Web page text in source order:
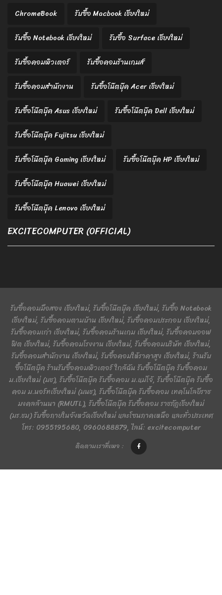
ChromeBook
รับซื้อ Macbook เชียงใหม่
รับซื้อ Notebook เชียงใหม่
รับซื้อ Surface เชียงใหม่
รับซื้อคอมพิวเตอร์
รับซื้อคอมร้านเกมส์
รับซื้อคอมสำนักงาน
รับซื้อโน๊ตบุ๊ค Acer เชียงใหม่
รับซื้อโน๊ตบุ๊ค Asus เชียงใหม่
รับซื้อโน๊ตบุ๊ค Dell เชียงใหม่
รับซื้อโน๊ตบุ๊ค Fujitsu เชียงใหม่
รับซื้อโน๊ตบุ๊ค Gaming เชียงใหม่
รับซื้อโน๊ตบุ๊ค HP เชียงใหม่
รับซื้อโน๊ตบุ๊ค Huawei เชียงใหม่
รับซื้อโน๊ตบุ๊ค Lenovo เชียงใหม่
EXCITECOMPUTER (OFFICIAL)
รับซื้อคอมมือสอง เชียงใหม่, รับซื้อโน๊ตบุ๊ค เชียงใหม่, รับซื้อ Notebook
เชียงใหม่, รับซื้อคอมตามบ้าน เชียงใหม่, รับซื้อคอมประกอบ เชียงใหม่,
รับซื้อคอมเก่า เชียงใหม่, รับซื้อคอมร้านเกม เชียงใหม่, รับซื้อคอมออฟ
ฟิต เชียงใหม่, รับซื้อคอมโรงงาน เชียงใหม่, รับซื้อคอมบริษัท เชียงใหม่,
รับซื้อคอมสำนักงาน เชียงใหม่, รับซื้อคอมให้ราคาสูง เชียงใหม่, ร้านรับ
ซื้อโน๊ตบุ๊ค ร้านรับซื้อคอมพิวเตอร์ ใกล้ฉัน รับซื้อโน๊ตบุ๊ค รับซื้อคอม
ม.เชียงใหม่ (มช), รับซื้อโน๊ตบุ๊ค รับซื้อคอม ม.แม่โจ้, รับซื้อโน๊ตบุ๊ค รับซื้อ
คอม ม.นอร์ทเชียงใหม่ (มนช), รับซื้อโน๊ตบุ๊ค รับซื้อคอม เทคโนโลยีราช
มงคลล้านนา (RMUTL), รับซื้อโน๊ตบุ๊ค รับซื้อคอม ราชภัฏเชียงใหม่
(มร.ชม) รับซื้อภายในจังหวัดเชียงใหม่ และโซนภาคเหนือ และทั่วประเทศ
โทร: 0955195680, 0960688879, ไลน์: excitecomputer
ติดตามเราที่เพจ :